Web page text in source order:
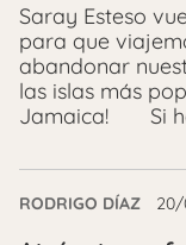
Saray Esteso
para que
abandonar
las islas más
Jamaica! Si
RODRIGO DÍAZ